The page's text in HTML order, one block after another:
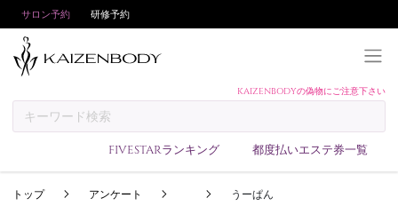
サロン予約 研修予約
KAIZENBODYの偽物にご注意下さい
FIVESTARランキング 都度払いエステ券一覧
予約方法
サロンランキング
トップ アンケート うーぱん